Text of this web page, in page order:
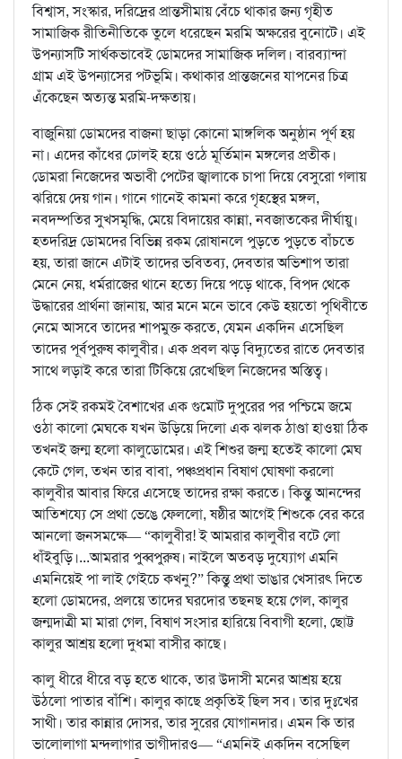
বিশ্বাস, সংস্কার, দরিদ্রের প্রান্তসীমায় বেঁচে থাকার জন্য গৃহীত
সামাজিক রীতিনীতিকে তুলে ধরেছেন মরমি অক্ষরের বুনোটে। এই
উপন্যাসটি সার্থকভাবেই ডোমদের সামাজিক দলিল। বারব্যান্দা
গ্রাম এই উপন্যাসের পটভূমি। কথাকার প্রান্তজনের যাপনের চিত্র
এঁকেছেন অত্যন্ত মরমি-দক্ষতায়।
বাজুনিয়া ডোমদের বাজনা ছাড়া কোনো মাঙ্গলিক অনুষ্ঠান পূর্ণ হয়
না। এদের কাঁধের ঢোলই হয়ে ওঠে মূর্তিমান মঙ্গলের প্রতীক।
ডোমরা নিজেদের অভাবী পেটের জ্বালাকে চাপা দিয়ে বেসুরো গলায়
ঝরিয়ে দেয় গান। গানে গানেই কামনা করে গৃহস্থের মঙ্গল,
নবদম্পতির সুখসমৃদ্ধি, মেয়ে বিদায়ের কান্না, নবজাতকের দীর্ঘায়ু।
হতদরিদ্র ডোমদের বিভিন্ন রকম রোষানলে পুড়তে পুড়তে বাঁচতে
হয়, তারা জানে এটাই তাদের ভবিতব্য, দেবতার অভিশাপ তারা
মেনে নেয়, ধর্মরাজের থানে হত্যে দিয়ে পড়ে থাকে, বিপদ থেকে
উদ্ধারের প্রার্থনা জানায়, আর মনে মনে ভাবে কেউ হয়তো পৃথিবীতে
নেমে আসবে তাদের শাপমুক্ত করতে, যেমন একদিন এসেছিল
তাদের পূর্বপুরুষ কালুবীর। এক প্রবল ঝড় বিদ্যুতের রাতে দেবতার
সাথে লড়াই করে তারা টিকিয়ে রেখেছিল নিজেদের অস্তিত্ব।
ঠিক সেই রকমই বৈশাখের এক গুমোট দুপুরের পর পশ্চিমে জমে
ওঠা কালো মেঘকে যখন উড়িয়ে দিলো এক ঝলক ঠাণ্ডা হাওয়া ঠিক
তখনই জন্ম হলো কালুডোমের। এই শিশুর জন্ম হতেই কালো মেঘ
কেটে গেল, তখন তার বাবা, পঞ্চপ্রধান বিষাণ ঘোষণা করলো
কালুবীর আবার ফিরে এসেছে তাদের রক্ষা করতে। কিন্তু আনন্দের
আতিশয্যে সে প্রথা ভেঙে ফেললো, ষষ্ঠীর আগেই শিশুকে বের করে
আনলো জনসমক্ষে— “কালুবীর! ই আমরার কালুবীর বটে লো
ধাঁইবুড়ি।...আমরার পুব্বপুরুষ। নাইলে অতবড় দুয্যোগ এমনি
এমনিয়েই পা লাই গেইচে কখনু?” কিন্তু প্রথা ভাঙার খেসারৎ দিতে
হলো ডোমদের, প্রলয়ে তাদের ঘরদোর তছনছ হয়ে গেল, কালুর
জন্মদাত্রী মা মারা গেল, বিষাণ সংসার হারিয়ে বিবাগী হলো, ছোট্ট
কালুর আশ্রয় হলো দুধমা বাসীর কাছে।
কালু ধীরে ধীরে বড় হতে থাকে, তার উদাসী মনের আশ্রয় হয়ে
উঠলো পাতার বাঁশি। কালুর কাছে প্রকৃতিই ছিল সব। তার দুঃখের
সাথী। তার কান্নার দোসর, তার সুরের যোগানদার। এমন কি তার
ভালোলাগা মন্দলাগার ভাগীদারও— “এমনিই একদিন বসেছিল